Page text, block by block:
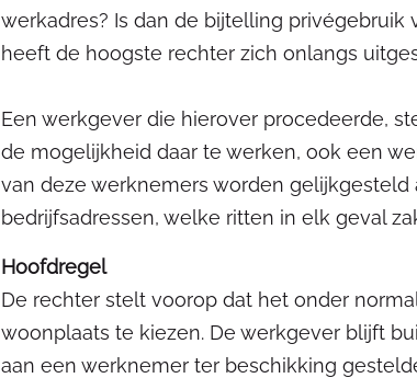
werkadres? Is dan de bijtelling
heeft de hoogste rechter zich onlangs
Een werkgever die hierover procedeerde,
de mogelijkheid daar te werken, ook een
van deze werknemers worden
bedrijfsadressen, welke ritten in elk geval
Hoofdregel
De rechter stelt voorop dat het onder
woonplaats te kiezen. De werkgever blijft
aan een werknemer ter beschikking